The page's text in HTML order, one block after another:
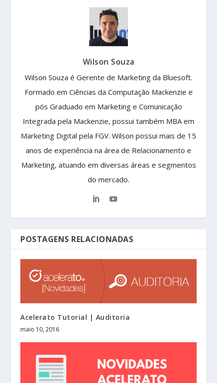
Wilson Souza
Wilson Souza é Gerente de Marketing da Bluesoft.
Formado em Ciências da Computação Mackenzie e
pós Graduado em Marketing e Comunicação
Integrada pela Mackenzie, possui também MBA em
Marketing Digital pela FGV. Wilson possui mais de 15
anos de experiência na área de Relacionamento e
Marketing, atuando em diversas áreas e segmentos
do mercado.
POSTAGENS RELACIONADAS
Acelerato Tutorial | Auditoria
maio 10, 2016